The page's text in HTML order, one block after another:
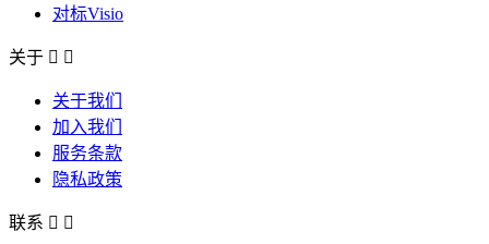
对标Visio
关于  
关于我们
加入我们
服务条款
隐私政策
联系  